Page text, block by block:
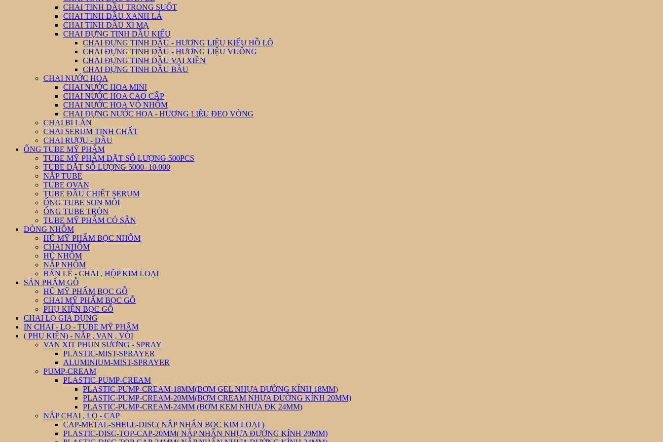
CHAI TINH DẦU TRONG SUỐT
CHAI TINH DẦU XANH LÁ
CHAI TINH DẦU XI MẠ
CHAI ĐỰNG TINH DẦU KIỂU
CHAI ĐỰNG TINH DẦU - HƯƠNG LIỆU KIỂU HỒ LÔ
CHAI ĐỰNG TINH DẦU - HƯƠNG LIỆU VUÔNG
CHAI ĐỰNG TINH DẦU VAI XIÊN
CHAI ĐỰNG TINH DẦU BẦU
CHAI NƯỚC HOA
CHAI NƯỚC HOA MINI
CHAI NƯỚC HOA CAO CẤP
CHAI NƯỚC HOA VỎ NHÔM
CHAI ĐỰNG NƯỚC HOA - HƯƠNG LIỆU ĐEO VÒNG
CHAI BI LĂN
CHAI SERUM TINH CHẤT
CHAI RƯỢU - DẦU
ỐNG TUBE MỸ PHẨM
TUBE MỸ PHẨM ĐẶT SỐ LƯỢNG 500PCS
TUBE ĐẶT SỐ LƯỢNG 5000- 10.000
NẮP TUBE
TUBE OVAN
TUBE ĐẦU CHIẾT SERUM
ỐNG TUBE SON MÔI
ỐNG TUBE TRÒN
TUBE MỸ PHẨM CÓ SẴN
DÒNG NHÔM
HŨ MỸ PHẨM BỌC NHÔM
CHAI NHÔM
HŨ NHÔM
NẮP NHÔM
BÁN LẺ - CHAI , HỘP KIM LOẠI
SẢN PHẨM GỖ
HŨ MỸ PHẨM BỌC GỖ
CHAI MỸ PHẨM BỌC GỖ
PHỤ KIỆN BỌC GỖ
CHAI LỌ GIA DỤNG
IN CHAI - LỌ - TUBE MỸ PHẨM
( PHỤ KIỆN) - NẮP , VAN , VÒI
VAN XỊT PHUN SƯƠNG - SPRAY
PLASTIC-MIST-SPRAYER
ALUMINIUM-MIST-SPRAYER
PUMP-CREAM
PLASTIC-PUMP-CREAM
PLASTIC-PUMP-CREAM-18MM(BƠM GEL NHỰA ĐƯỜNG KÍNH 18MM)
PLASTIC-PUMP-CREAM-20MM(BƠM CREAM NHỰA ĐƯỜNG KÍNH 20MM)
PLASTIC-PUMP-CREAM-24MM (BƠM KEM NHỰA ĐK 24MM)
NẮP CHAI , LỌ - CAP
CAP-METAL-SHELL-DISC( NẮP NHẤN BỌC KIM LOẠI )
PLASTIC-DISC-TOP-CAP-20MM( NẮP NHẤN NHỰA ĐƯỜNG KÍNH 20MM)